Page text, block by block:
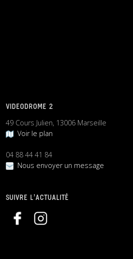
VIDEODROME 2
49 Cours Julien, 13006 Marseille
Voir le plan
04 88 44 41 84
Nous envoyer un message
SUIVRE L’ACTUALITÉ